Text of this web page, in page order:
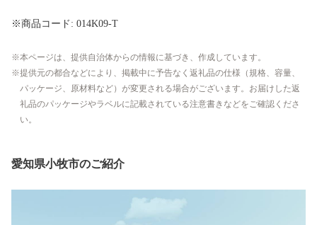
※商品コード: 014K09-T
本ページは、提供自治体からの情報に基づき、作成しています。
提供元の都合などにより、掲載中に予告なく返礼品の仕様（規格、容量、
パッケージ、原材料など）が変更される場合がございます。お届けした返
礼品のパッケージやラベルに記載されている注意書きなどをご確認くださ
い。
愛知県小牧市のご紹介